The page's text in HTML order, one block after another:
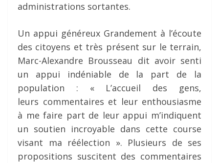
administrations sortantes.
Un appui généreux Grandement à l’écoute
des citoyens et très présent sur le terrain,
Marc-Alexandre Brousseau dit avoir senti
un appui indéniable de la part de la
population : « L’accueil des gens,
leurs commentaires et leur enthousiasme
à me faire part de leur appui m’indiquent
un soutien incroyable dans cette course
visant ma réélection ». Plusieurs de ses
propositions suscitent des commentaires